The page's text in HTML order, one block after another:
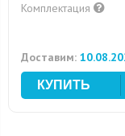
Комплектация
Доставим: